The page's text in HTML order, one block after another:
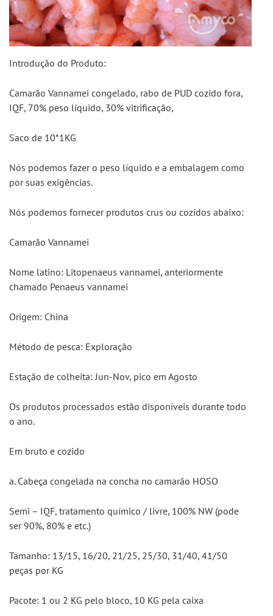
Introdução do Produto:
Camarão Vannamei congelado, rabo de PUD cozido fora,
IQF, 70% peso líquido, 30% vitrificação,
Saco de 10*1KG
Nós podemos fazer o peso líquido e a embalagem como
por suas exigências.
Nós podemos fornecer produtos crus ou cozidos abaixo:
Camarão Vannamei
Nome latino: Litopenaeus vannamei, anteriormente
chamado Penaeus vannamei
Origem: China
Método de pesca: Exploração
Estação de colheita: Jun-Nov, pico em Agosto
Os produtos processados estão disponíveis durante todo
o ano.
Em bruto e cozido
a. Cabeça congelada na concha no camarão HOSO
Semi – IQF, tratamento químico / livre, 100% NW (pode
ser 90%, 80% e etc.)
Tamanho: 13/15, 16/20, 21/25, 25/30, 31/40, 41/50
peças por KG
Pacote: 1 ou 2 KG pelo bloco, 10 KG pela caixa